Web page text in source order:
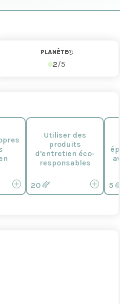
PLANÈTE i
2/5
Utiliser des
produits
d'entretien éco-
responsables
20 5